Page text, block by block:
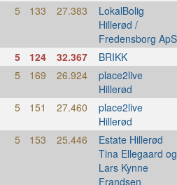
5 133 27.383 LokalBolig
Hillerød /
Fredensborg ApS
5 124 32.367 BRIKK
5 169 26.924 place2live
Hillerød
5 151 27.460 place2live
Hillerød
5 153 25.446 Estate Hillerød
Tina Ellegaard og
Lars Kynne
Frandsen